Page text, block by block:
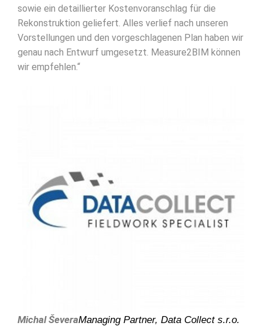
sowie ein detaillierter Kostenvoranschlag für die
Rekonstruktion geliefert. Alles verlief nach unseren
Vorstellungen und den vorgeschlagenen Plan haben wir
genau nach Entwurf umgesetzt. Measure2BIM können
wir empfehlen.“
Michal ŠeveraManaging Partner, Data Collect s.r.o.